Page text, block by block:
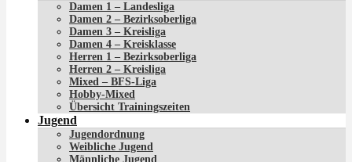
Damen 1 – Landesliga
Damen 2 – Bezirksoberliga
Damen 3 – Kreisliga
Damen 4 – Kreisklasse
Herren 1 – Bezirksoberliga
Herren 2 – Kreisliga
Mixed – BFS-Liga
Hobby-Mixed
Übersicht Trainingszeiten
Jugend
Jugendordnung
Weibliche Jugend
Männliche Jugend